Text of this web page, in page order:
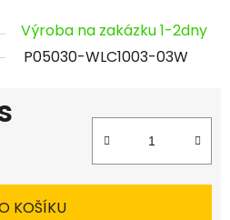
Výroba na zakázku 1-2dny
P05030-WLC1003-03W
KOŠÍKU